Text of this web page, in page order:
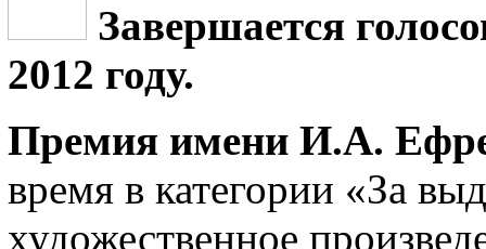
Завершается
2012 году.
Премия имени И.А.
время в категории «За
художественное